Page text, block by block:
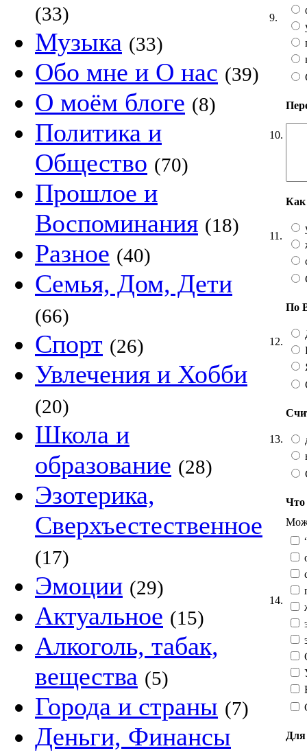
(33)
Музыка (33)
Обо мне и О нас (39)
О моём блоге (8)
Политика и
Общество (70)
Прошлое и
Воспоминания (18)
Разное (40)
Семья, Дом, Дети
(66)
Спорт (26)
Увлечения и Хобби
(20)
Школа и
образование (28)
Эзотерика,
Сверхъестественное
(17)
Эмоции (29)
Актуальное (15)
Алкоголь, табак,
вещества (5)
Города и страны (7)
Деньги, Финансы
9.
10.
11.
Как
12.
По
13.
14.
Что
Для